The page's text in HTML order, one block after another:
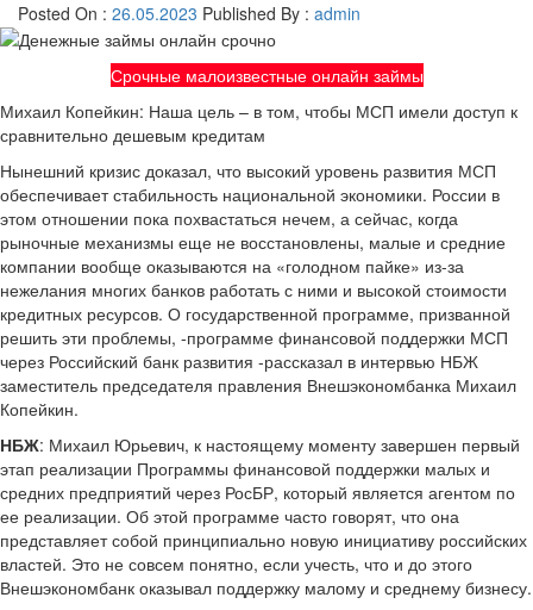
Posted On : 26.05.2023 Published By : admin
Срочные малоизвестные онлайн займы
Михаил Копейкин: Наша цель – в том, чтобы МСП имели доступ к
сравнительно дешевым кредитам
Нынешний кризис доказал, что высокий уровень развития МСП
обеспечивает стабильность национальной экономики. России в
этом отношении пока похвастаться нечем, а сейчас, когда
рыночные механизмы еще не восстановлены, малые и средние
компании вообще оказываются на «голодном пайке» из-за
нежелания многих банков работать с ними и высокой стоимости
кредитных ресурсов. О государственной программе, призванной
решить эти проблемы, -программе финансовой поддержки МСП
через Российский банк развития -рассказал в интервью НБЖ
заместитель председателя правления Внешэкономбанка Михаил
Копейкин.
НБЖ: Михаил Юрьевич, к настоящему моменту завершен первый
этап реализации Программы финансовой поддержки малых и
средних предприятий через РосБР, который является агентом по
ее реализации. Об этой программе часто говорят, что она
представляет собой принципиально новую инициативу российских
властей. Это не совсем понятно, если учесть, что и до этого
Внешэкономбанк оказывал поддержку малому и среднему бизнесу.